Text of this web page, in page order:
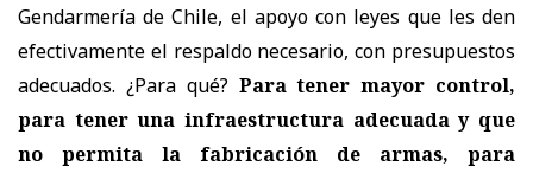
Gendarmería de Chile, el apoyo con leyes que les den
efectivamente el respaldo necesario, con presupuestos
adecuados. ¿Para qué? Para tener mayor control,
para tener una infraestructura adecuada y que
no permita la fabricación de armas, para